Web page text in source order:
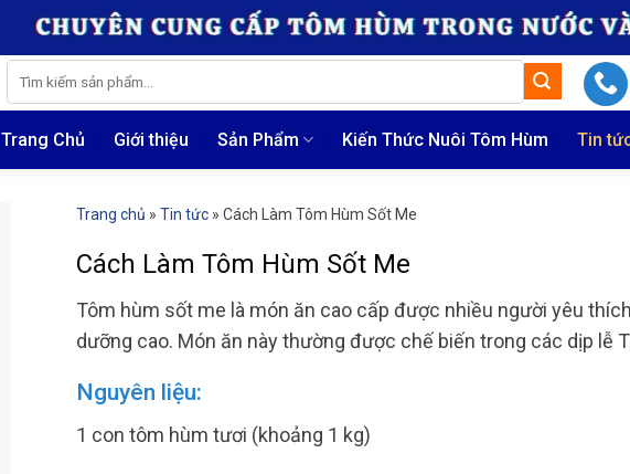
Tìm
kiếm:
Trang Chủ Giới thiệu Sản Phẩm Kiến Thức Nuôi Tôm Hùm Tin
Trang chủ » Tin tức » Cách Làm Tôm Hùm Sốt Me
Cách Làm Tôm Hùm Sốt Me
Tôm hùm sốt me là món ăn cao cấp được nhiều người yêu
dưỡng cao. Món ăn này thường được chế biến trong các dịp lễ
Nguyên liệu:
1 con tôm hùm tươi (khoảng 1 kg)